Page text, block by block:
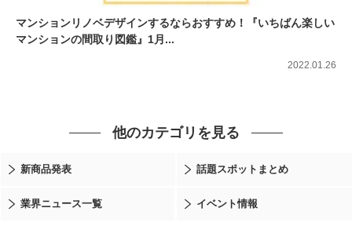
マンションリノベデザインするならおすすめ！『いちばん楽しい
マンションの間取り図鑑』1月...
2022.01.26
他のカテゴリを見る
新商品発表 話題スポットまとめ
業界ニュース一覧 イベント情報